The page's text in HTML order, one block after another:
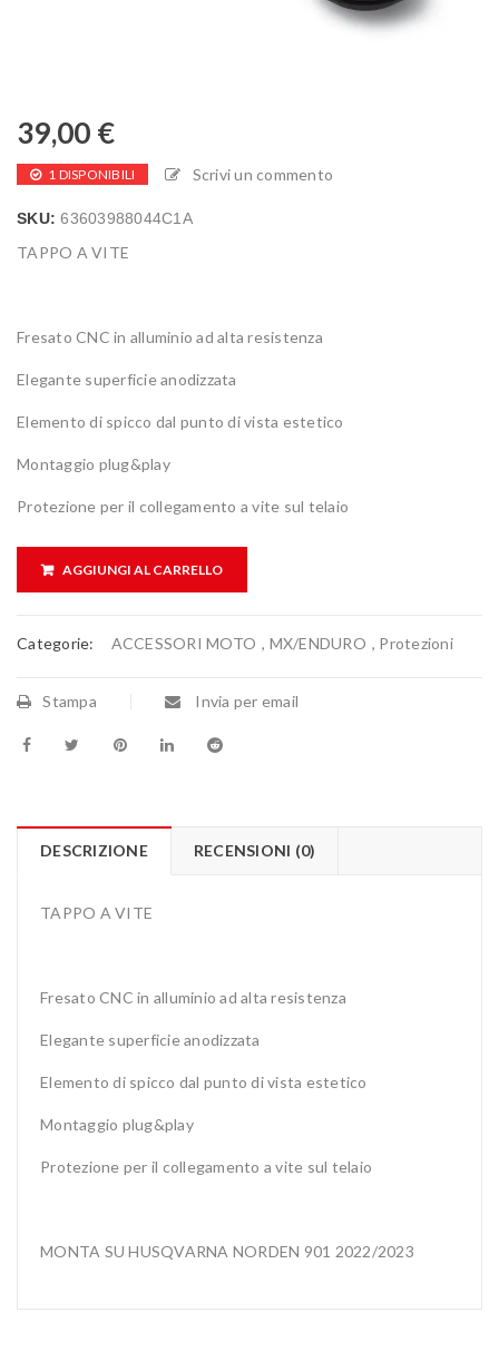
39,00 €
1 DISPONIBILI Scrivi un commento
SKU:63603988044C1A
TAPPO A VITE
Fresato CNC in alluminio ad alta resistenza
Elegante superficie anodizzata
Elemento di spicco dal punto di vista estetico
Montaggio plug&play
Protezione per il collegamento a vite sul telaio
AGGIUNGI AL CARRELLO
Categorie: ACCESSORI MOTO , MX/ENDURO , Protezioni
Stampa Invia per email
DESCRIZIONE RECENSIONI (0)
TAPPO A VITE
Fresato CNC in alluminio ad alta resistenza
Elegante superficie anodizzata
Elemento di spicco dal punto di vista estetico
Montaggio plug&play
Protezione per il collegamento a vite sul telaio
MONTA SU HUSQVARNA NORDEN 901 2022/2023